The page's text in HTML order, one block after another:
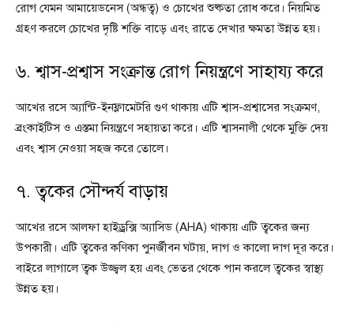
রোগ যেমন আমায়েডনেস (অন্ধত্ব) ও চোখের শুষ্কতা রোধ করে। নিয়মিত
গ্রহণ করলে চোখের দৃষ্টি শক্তি বাড়ে এবং রাতে দেখার ক্ষমতা উন্নত হয়।
৬. শ্বাস-প্রশ্বাস সংক্রান্ত রোগ নিয়ন্ত্রণে সাহায্য করে
আখের রসে অ্যান্টি-ইনফ্লামেটরি গুণ থাকায় এটি শ্বাস-প্রশ্বাসের সংক্রমণ,
ব্রংকাইটিস ও এস্তমা নিয়ন্ত্রণে সহায়তা করে। এটি শ্বাসনালী থেকে মুক্তি দেয়
এবং শ্বাস নেওয়া সহজ করে তোলে।
৭. ত্বকের সৌন্দর্য বাড়ায়
আখের রসে আলফা হাইড্রক্সি অ্যাসিড (AHA) থাকায় এটি ত্বকের জন্য
উপকারী। এটি ত্বকের কণিকা পুনর্জীবন ঘটায়, দাগ ও কালো দাগ দূর করে।
বাইরে লাগালে ত্বক উজ্জ্বল হয় এবং ভেতর থেকে পান করলে ত্বকের স্বাস্থ্য
উন্নত হয়।